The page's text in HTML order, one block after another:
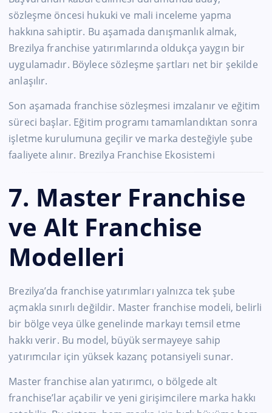
sözleşme öncesi hukuki ve mali inceleme yapma
hakkına sahiptir. Bu aşamada danışmanlık almak,
Brezilya franchise yatırımlarında oldukça yaygın bir
uygulamadır. Böylece sözleşme şartları net bir şekilde
anlaşılır.
Son aşamada franchise sözleşmesi imzalanır ve eğitim
süreci başlar. Eğitim programı tamamlandıktan sonra
işletme kurulumuna geçilir ve marka desteğiyle şube
faaliyete alınır. Brezilya Franchise Ekosistemi
7. Master Franchise
ve Alt Franchise
Modelleri
Brezilya’da franchise yatırımları yalnızca tek şube
açmakla sınırlı değildir. Master franchise modeli, belirli
bir bölge veya ülke genelinde markayı temsil etme
hakkı verir. Bu model, büyük sermayeye sahip
yatırımcılar için yüksek kazanç potansiyeli sunar.
Master franchise alan yatırımcı, o bölgede alt
franchise’lar açabilir ve yeni girişimcilere marka hakkı